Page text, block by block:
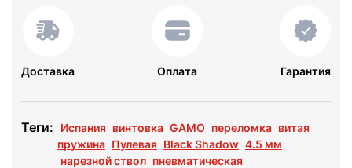
Доставка Оплата Гарантия
Теги: Испания винтовка GAMO переломка витая
пружина Пулевая Black Shadow 4.5 мм
нарезной ствол пневматическая